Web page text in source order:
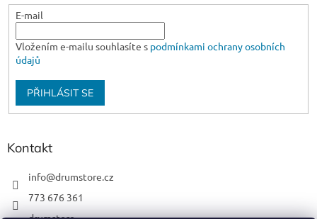
E-mail
Vložením e-mailu souhlasíte s podmínkami ochrany osobních
údajů
PŘIHLÁSIT SE
Kontakt
info@drumstore.cz
773 676 361